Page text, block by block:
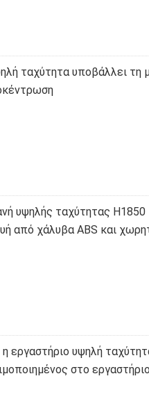
ταχύτητα υποβάλλει τη
υψηλής ταχύτητας H1850
από χάλυβα ABS και
εργαστήριο υψηλή
στο